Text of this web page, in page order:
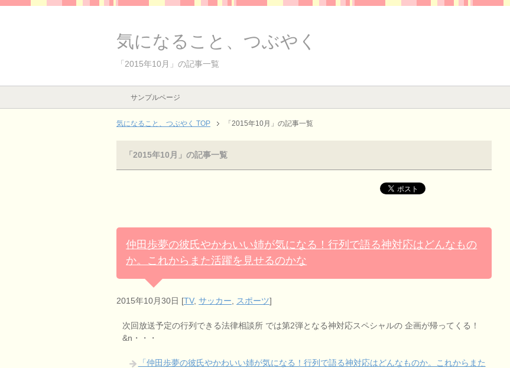
気になること、つぶやく
「2015年10月」の記事一覧
サンプルページ
気になること、つぶやく TOP 「2015年10月」の記事一覧
「2015年10月」の記事一覧
仲田歩夢の彼氏やかわいい姉が気になる！行列で語る神対応はどんなもの
か。これからまた活躍を見せるのかな
2015年10月30日 [TV, サッカー スポーツ]
次回放送予定の行列できる法律相談所 では第2弾となる神対応スペシャルの 企画が帰ってくる！
&n・・・
「仲田歩夢の彼氏やかわいい姉が気になる！行列で語る神対応はどんなものか。これからまた